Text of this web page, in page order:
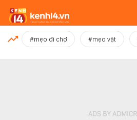
MỚI NHẤT
#mẹo đi chợ #mẹo vặt